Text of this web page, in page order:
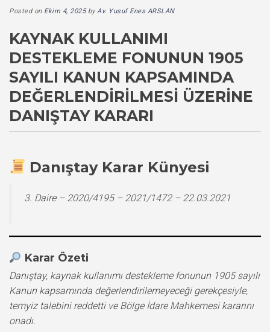
Posted on Ekim 4, 2025byAv. Yusuf Enes ARSLAN
KAYNAK KULLANIMI
DESTEKLEME FONUNUN 1905
SAYILI KANUN KAPSAMINDA
DEĞERLENDIRILMESI ÜZERINE
DANIŞTAY KARARI
Danıştay Karar Künyesi
3. Daire – 2020/4195 – 2021/1472 – 22.03.2021
Karar Özeti
Danıştay, kaynak kullanımı destekleme fonunun 1905 sayılı
Kanun kapsamında değerlendirilemeyeceği gerekçesiyle,
temyiz talebini reddetti ve Bölge İdare Mahkemesi kararını
onadı.